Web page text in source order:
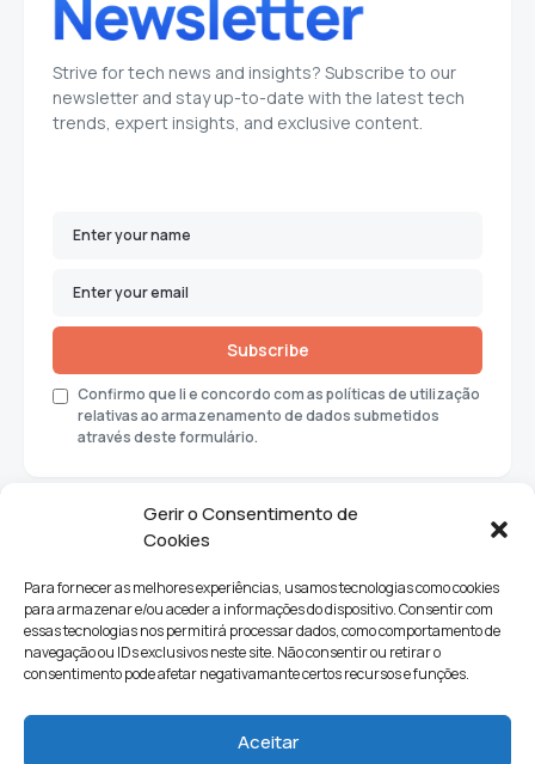
Gerir o Consentimento de
Cookies
Para fornecer as melhores experiências, usamos tecnologias como cookies
para armazenar e/ou aceder a informações do dispositivo. Consentir com
essas tecnologias nos permitirá processar dados, como comportamento de
navegação ou IDs exclusivos neste site. Não consentir ou retirar o
consentimento pode afetar negativamante certos recursos e funções.
Aceitar
Strive for tech news and insights? Subscribe to our
newsletter and stay up-to-date with the latest tech
trends, expert insights, and exclusive content.
Subscribe
Confirmo que li e concordo com as políticas de utilização
relativas ao armazenamento de dados submetidos
através deste formulário.
Ciências e Tecnologia